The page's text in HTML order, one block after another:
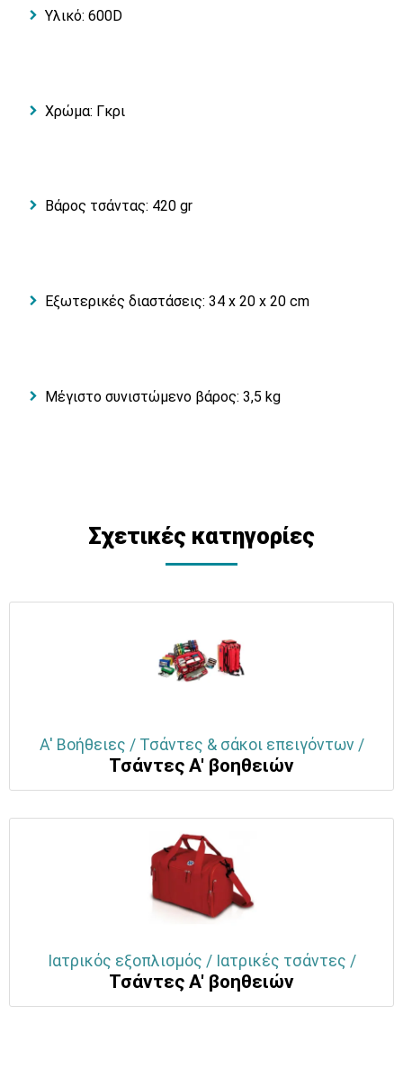
Υλικό: 600D
Χρώμα: Γκρι
Βάρος τσάντας: 420 gr
Εξωτερικές διαστάσεις: 34 x 20 x 20 cm
Μέγιστο συνιστώμενο βάρος: 3,5 kg
Σχετικές κατηγορίες
Α' Βοήθειες / Τσάντες & σάκοι επειγόντων /
Τσάντες Α' βοηθειών
Ιατρικός εξοπλισμός / Ιατρικές τσάντες /
Τσάντες Α' βοηθειών